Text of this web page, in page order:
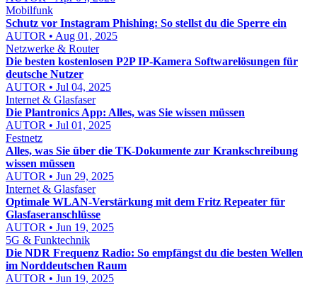
Mobilfunk
Schutz vor Instagram Phishing: So stellst du die Sperre ein
AUTOR • Aug 01, 2025
Netzwerke & Router
Die besten kostenlosen P2P IP-Kamera Softwarelösungen für
deutsche Nutzer
AUTOR • Jul 04, 2025
Internet & Glasfaser
Die Plantronics App: Alles, was Sie wissen müssen
AUTOR • Jul 01, 2025
Festnetz
Alles, was Sie über die TK-Dokumente zur Krankschreibung
wissen müssen
AUTOR • Jun 29, 2025
Internet & Glasfaser
Optimale WLAN-Verstärkung mit dem Fritz Repeater für
Glasfaseranschlüsse
AUTOR • Jun 19, 2025
5G & Funktechnik
Die NDR Frequenz Radio: So empfängst du die besten Wellen
im Norddeutschen Raum
AUTOR • Jun 19, 2025